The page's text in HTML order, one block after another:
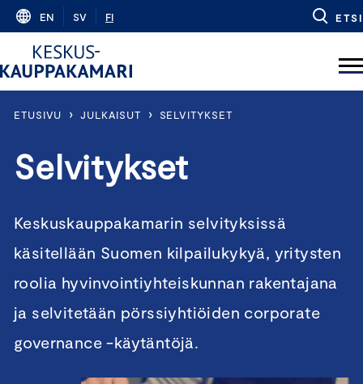
Skip
content
EN SV FI ETSI
ETUSIVU › JULKAISUT › SELVITYKSET
Selvitykset
Keskuskauppakamarin selvityksissä
käsitellään Suomen kilpailukykyä, yritysten
roolia hyvinvointiyhteiskunnan rakentajana
ja selvitetään pörssiyhtiöiden corporate
governance -käytäntöjä.